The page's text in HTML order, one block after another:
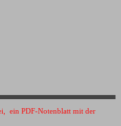
ein PDF-Notenblatt mit der